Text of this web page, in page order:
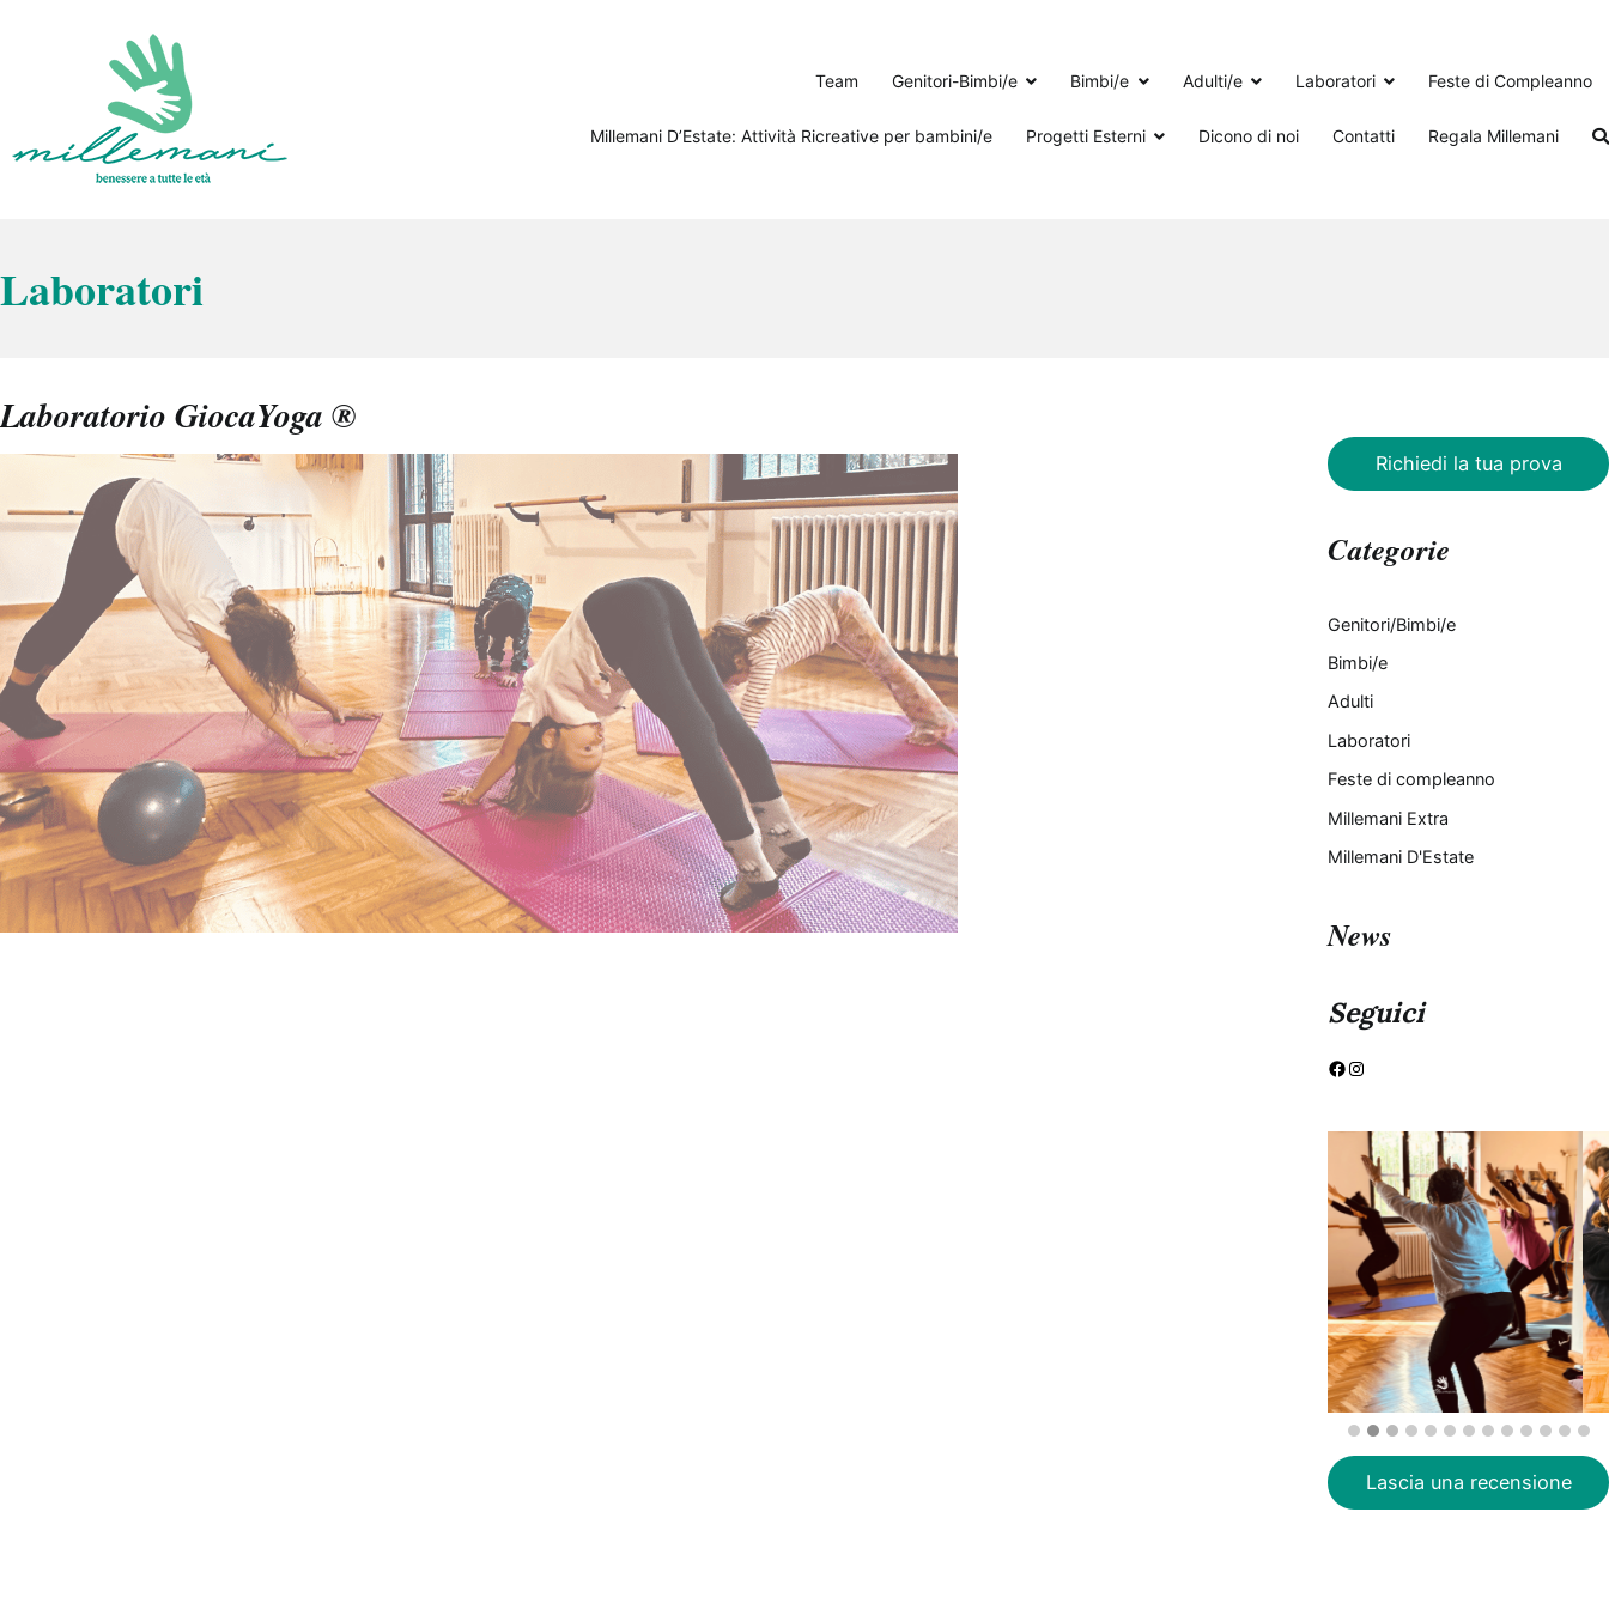
Team Genitori-Bimbi/e Bimbi/e Adulti/e Laboratori Feste di Compleanno
Millemani D’Estate: Attività Ricreative per bambini/e Progetti Esterni Dicono di noi Contatti Regala Millemani
Laboratori
Laboratorio GiocaYoga ®
Richiedi la tua prova
Categorie
Genitori/Bimbi/e
Bimbi/e
Adulti
Laboratori
Feste di compleanno
Millemani Extra
Millemani D'Estate
News
Seguici
Facebook
Lascia una recensione